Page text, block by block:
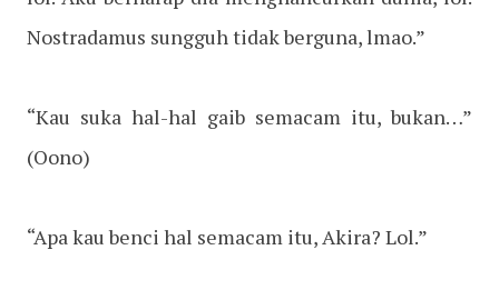
Nostradamus sungguh tidak berguna, lmao.”
“Kau suka hal-hal gaib semacam itu, bukan…”
(Oono)
“Apa kau benci hal semacam itu, Akira? Lol.”